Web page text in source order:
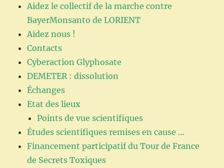
Aidez le collectif de la marche contre
BayerMonsanto de LORIENT
Aidez nous !
Contacts
Cyberaction Glyphosate
DEMETER : dissolution
Échanges
Etat des lieux
Points de vue scientifiques
Études scientifiques remises en cause …
Financement participatif du Tour de France
de Secrets Toxiques